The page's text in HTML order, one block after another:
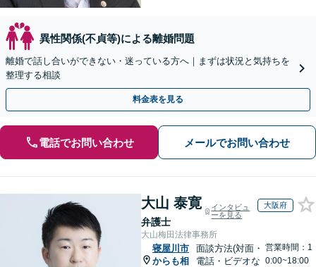
異性関係(不貞等)による離婚問題
離婚で話し合いができない・迷っている方へ｜まずは状況と気持ちを
整理する相談
料金表を見る
電話でお問い合わせ メールでお問い合わせ
大山 泰寛
弁護士
インタビュ
ーを見る
大阪府
大山梅田法律事務所
寝屋川市
からも相
面談方法(対面・
電話・ビデオな
営業時間：1
0:00~18:00